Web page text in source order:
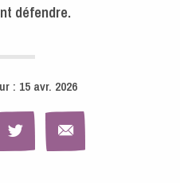
défendre.
: 15 avr. 2026